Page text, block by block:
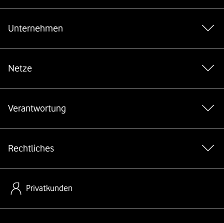
Unternehmen
Netze
Verantwortung
Rechtliches
Privatkunden